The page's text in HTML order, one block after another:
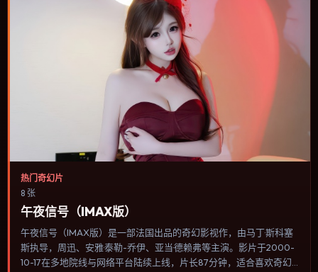
热门奇幻片
8 张
午夜信号（IMAX版）
午夜信号（IMAX版）是一部法国出品的奇幻影视作，由马丁·斯科塞
斯执导，周迅、安雅·泰勒-乔伊、亚当·德赖弗等主演。影片于2000-
10-17在多地院线与网络平台陆续上线，片长87分钟，适合喜欢奇幻